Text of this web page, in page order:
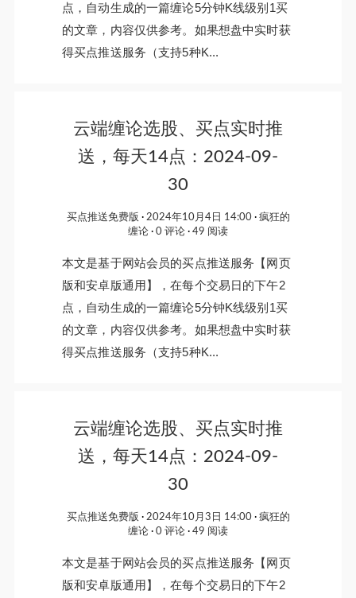
点，自动生成的一篇缠论5分钟K线级别1买
的文章，内容仅供参考。如果想盘中实时获
得买点推送服务（支持5种K...
云端缠论选股、买点实时推
送，每天14点：2024-09-
30
买点推送免费版 2024年10月4日 14:00
疯狂的
缠论
0 评论 49 阅读
本文是基于网站会员的买点推送服务【网页
版和安卓版通用】，在每个交易日的下午2
点，自动生成的一篇缠论5分钟K线级别1买
的文章，内容仅供参考。如果想盘中实时获
得买点推送服务（支持5种K...
云端缠论选股、买点实时推
送，每天14点：2024-09-
30
买点推送免费版 2024年10月3日 14:00
疯狂的
缠论
0 评论 49 阅读
本文是基于网站会员的买点推送服务【网页
版和安卓版通用】，在每个交易日的下午2